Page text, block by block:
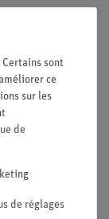
sont
ce
sur les
de
de réglages